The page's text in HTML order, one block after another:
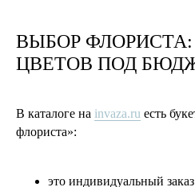
ВЫБОР ФЛОРИСТА:
ЦВЕТОВ ПОД
В каталоге на invaza.ru есть
флориста»:
это индивидуальный